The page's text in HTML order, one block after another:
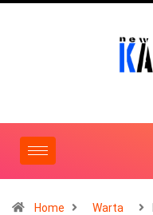
Home Warta